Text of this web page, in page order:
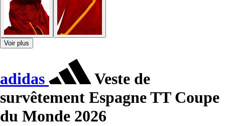
Voir plus
adidas
Veste de
survêtement Espagne TT Coupe
du Monde 2026